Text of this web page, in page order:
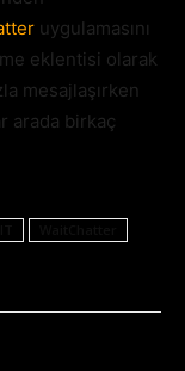
uygulamasını
eklentisi olarak
mesajlaşırken
arada birkaç